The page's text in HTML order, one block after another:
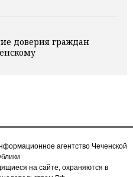
доверия граждан
агентство Чеченской
на сайте, охраняются в